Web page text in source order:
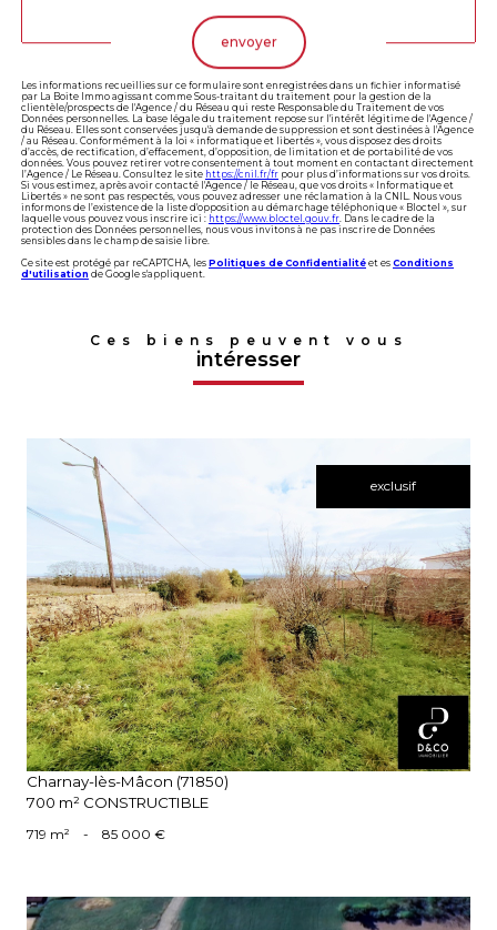
envoyer
Les informations recueillies sur ce formulaire sont enregistrées dans un fichier informatisé
par La Boite Immo agissant comme Sous-traitant du traitement pour la gestion de la
clientèle/prospects de l'Agence / du Réseau qui reste Responsable du Traitement de vos
Données personnelles. La base légale du traitement repose sur l'intérêt légitime de l'Agence /
du Réseau. Elles sont conservées jusqu'à demande de suppression et sont destinées à l'Agence
/ au Réseau. Conformément à la loi « informatique et libertés », vous disposez des droits
d’accès, de rectification, d’effacement, d’opposition, de limitation et de portabilité de vos
données. Vous pouvez retirer votre consentement à tout moment en contactant directement
l’Agence / Le Réseau. Consultez le site https://cnil.fr/fr pour plus d’informations sur vos droits.
Si vous estimez, après avoir contacté l'Agence / le Réseau, que vos droits « Informatique et
Libertés » ne sont pas respectés, vous pouvez adresser une réclamation à la CNIL. Nous vous
informons de l’existence de la liste d'opposition au démarchage téléphonique « Bloctel », sur
laquelle vous pouvez vous inscrire ici : https://www.bloctel.gouv.fr . Dans le cadre de la
protection des Données personnelles, nous vous invitons à ne pas inscrire de Données
sensibles dans le champ de saisie libre.
Ce site est protégé par reCAPTCHA, les Politiques de Confidentialité et es Conditions
d'utilisation de Google s'appliquent.
Ces biens peuvent vous
intéresser
exclusif
voir le bien
Charnay-lès-Mâcon (71850)
700 m² CONSTRUCTIBLE
719 m² - 85 000 €